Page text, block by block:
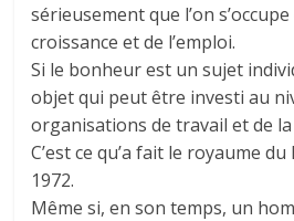
sérieusement que l’on
croissance et de l’emploi.
Si le bonheur est un sujet
objet qui peut être investi au
organisations de travail et de la
C’est ce qu’a fait le royaume
1972.
Même si, en son temps, un